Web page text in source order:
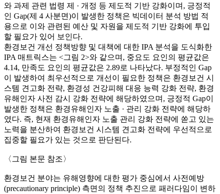
와 과제 관련 법령 제 · 개정 등 제도적 기반 강화이며, 긍정적
인 Gap(제 4 사분면)이 발생한 정책은 빅데이터 분석 방법 적
용으로 이와 관련된 예산 및 자원을 제도적 기반 강화에 투입
할 필요가 있어 보인다.
환경보건 개선 정책방향 및 대책에 대한 IPA 분석을 도식화한
IPA 매트릭스는 <그림 2>와 같으며, 중요도 요인의 평균값은
4.14, 만족도 요인의 평균값은 2.89로 나타났다. 부정적인 Gap
이 발생하여 최우선적으로 개선이 필요한 정책은 환경보건 시
스템 견고화 전략, 환경성 건강피해 대응 능력 강화 전략, 환경
유해인자 사전 감시 강화 전략에 해당하였으며, 긍정적 Gap이
발생한 정책은 환경유해인자 노출 · 관리 강화 전략에 해당하
였다. 즉, 현재 환경유해인자 노출 관리 강화 전략에 쏟고 있는
노력을 분산하여 환경보건 시스템 견고화 전략에 우선적으로
집중할 필요가 있는 것으로 판단된다.
〈그림 본문 참조〉
환경보건 분야는 유해영향에 대한 평가 중심에서 사전예방
(precautionary principle) 측면의 정책 추진으로 패러다임이 변하